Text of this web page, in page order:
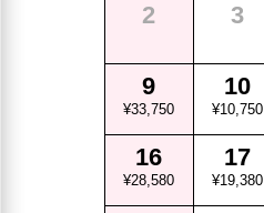
2 3
9
¥33,750
10
¥10,750
16
¥28,580
17
¥19,380